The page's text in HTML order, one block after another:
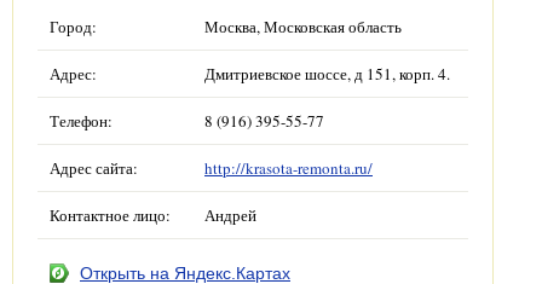
Город: Москва, Московская область
Адрес: Дмитриевское шоссе, д 151, корп. 4.
Телефон: 8 (916) 395-55-77
Адрес сайта: http://krasota-remonta.ru/
Контактное лицо: Андрей
Открыть на Яндекс.Картах